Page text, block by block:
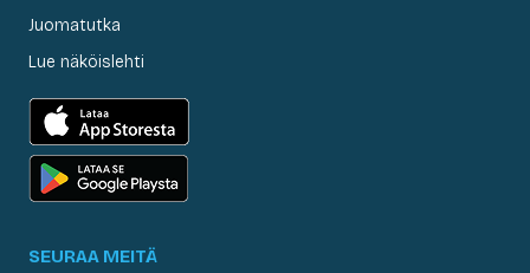
Juomatutka
Lue näköislehti
SEURAA MEITÄ